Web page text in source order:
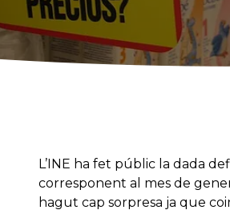
L’INE ha fet públic la dada
corresponent al mes de
hagut cap sorpresa ja que